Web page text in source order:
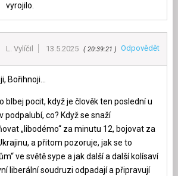
vyrojilo.
L. Vylíčil 13.5.2025 20:39:21 Odpovědět
Bořihnoji…
blbej pocit, když je člověk ten poslední u
podpalubí, co? Když se snaží
„libodémo“ za minutu 12, bojovat za
a přitom pozoruje, jak se to
ve světě sype a jak další a další kolísaví
liberální soudruzi odpadají a připravují